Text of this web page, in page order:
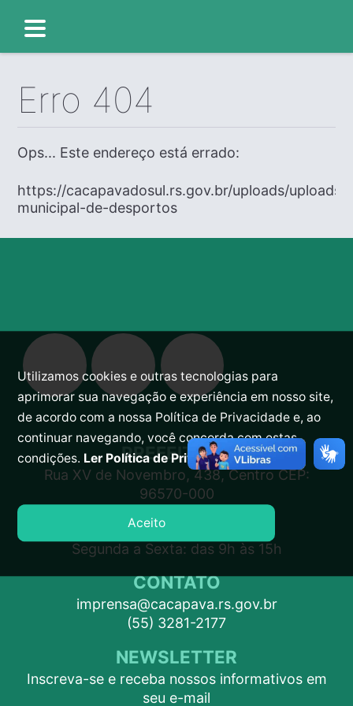
Erro 404
Ops... Este endereço está errado:
https://cacapavadosul.rs.gov.br/uploads/uploads/
municipal-de-desportos
PREFEITURA
Rua XV de Novembro, 438, Centro CEP:
96570-000
ATENDIMENTO
Segunda a Sexta: das 9h às 15h
CONTATO
imprensa@cacapava.rs.gov.br
(55) 3281-2177
NEWSLETTER
Inscreva-se e receba nossos informativos em
seu e-mail
Utilizamos cookies e outras tecnologias para
aprimorar sua navegação e experiência em nosso site,
de acordo com a nossa Política de Privacidade e, ao
continuar navegando, você concorda com estas
condições. Ler Política de Privacidade.
Aceito